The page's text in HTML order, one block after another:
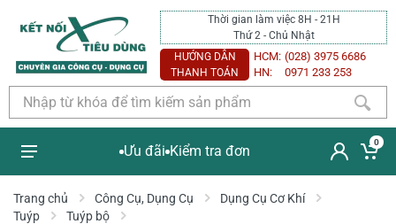
Thời gian làm việc 8H - 21H
Thứ 2 - Chủ Nhật
HƯỚNG DẪN
THANH TOÁN
HCM: (028) 3975 6686
HN:
0971 233 253
Ưu đãi Kiểm tra đơn
0
Trang chủ Công Cụ, Dụng Cụ
Dụng Cụ Cơ Khí
Tuýp
Tuýp bộ